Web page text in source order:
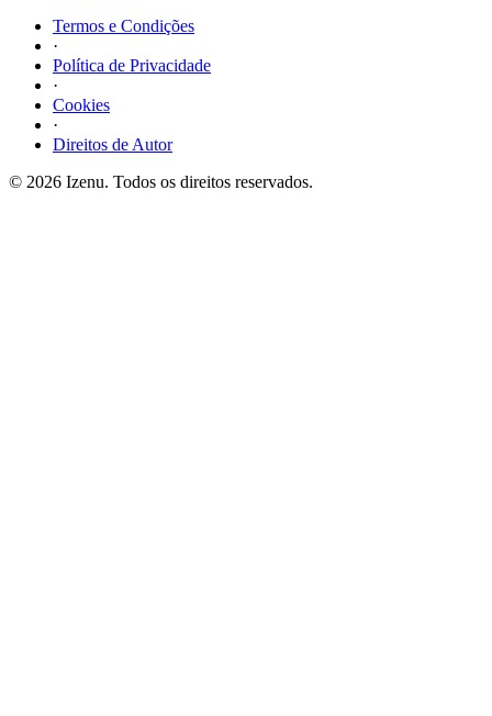
Termos e Condições
·
Política de Privacidade
·
Cookies
·
Direitos de Autor
© 2026 Izenu. Todos os direitos reservados.